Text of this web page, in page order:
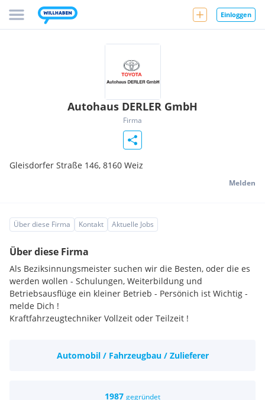
Einloggen
Autohaus DERLER GmbH
Firma
Gleisdorfer Straße 146, 8160 Weiz
Melden
Über diese Firma Kontakt Aktuelle Jobs
Über diese Firma
Als Beziksinnungsmeister suchen wir die Besten, oder die es
werden wollen - Schulungen, Weiterbildung und
Betriebsausflüge ein kleiner Betrieb - Persönich ist Wichtig -
melde Dich !
Kraftfahrzeugtechniker Vollzeit oder Teilzeit !
Automobil / Fahrzeugbau / Zulieferer
1987 gegründet